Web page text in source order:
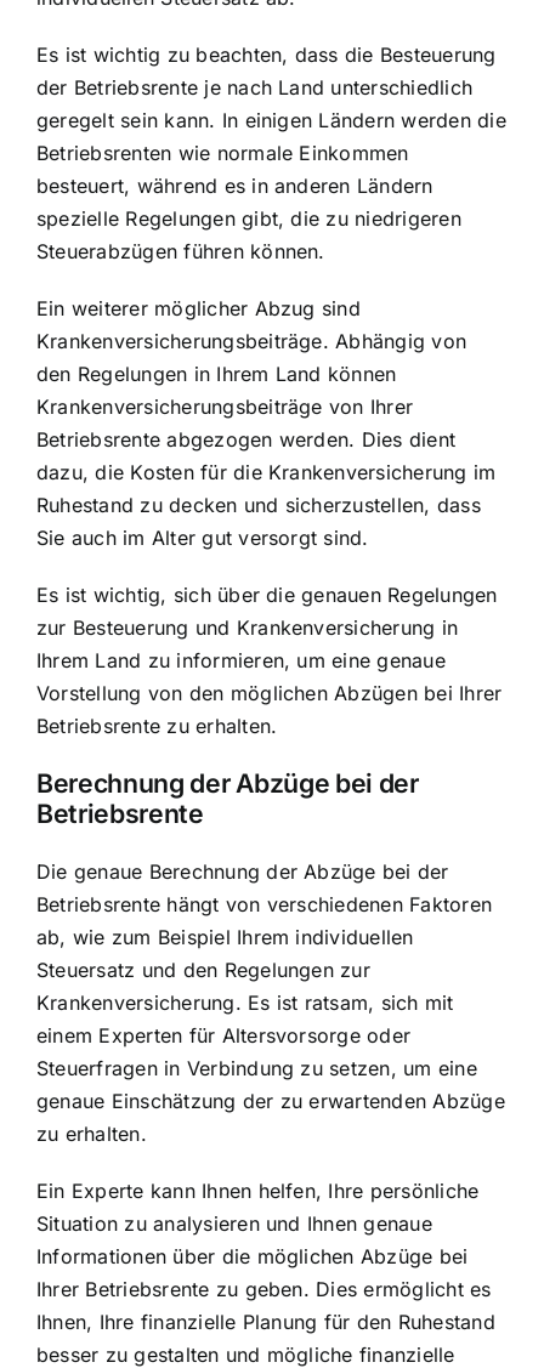
Es ist wichtig zu beachten, dass die Besteuerung
der Betriebsrente je nach Land unterschiedlich
geregelt sein kann. In einigen Ländern werden die
Betriebsrenten wie normale Einkommen
besteuert, während es in anderen Ländern
spezielle Regelungen gibt, die zu niedrigeren
Steuerabzügen führen können.
Ein weiterer möglicher Abzug sind
Krankenversicherungsbeiträge. Abhängig von
den Regelungen in Ihrem Land können
Krankenversicherungsbeiträge von Ihrer
Betriebsrente abgezogen werden. Dies dient
dazu, die Kosten für die Krankenversicherung im
Ruhestand zu decken und sicherzustellen, dass
Sie auch im Alter gut versorgt sind.
Es ist wichtig, sich über die genauen Regelungen
zur Besteuerung und Krankenversicherung in
Ihrem Land zu informieren, um eine genaue
Vorstellung von den möglichen Abzügen bei Ihrer
Betriebsrente zu erhalten.
Berechnung der Abzüge bei der
Betriebsrente
Die genaue Berechnung der Abzüge bei der
Betriebsrente hängt von verschiedenen Faktoren
ab, wie zum Beispiel Ihrem individuellen
Steuersatz und den Regelungen zur
Krankenversicherung. Es ist ratsam, sich mit
einem Experten für Altersvorsorge oder
Steuerfragen in Verbindung zu setzen, um eine
genaue Einschätzung der zu erwartenden Abzüge
zu erhalten.
Ein Experte kann Ihnen helfen, Ihre persönliche
Situation zu analysieren und Ihnen genaue
Informationen über die möglichen Abzüge bei
Ihrer Betriebsrente zu geben. Dies ermöglicht es
Ihnen, Ihre finanzielle Planung für den Ruhestand
besser zu gestalten und mögliche finanzielle